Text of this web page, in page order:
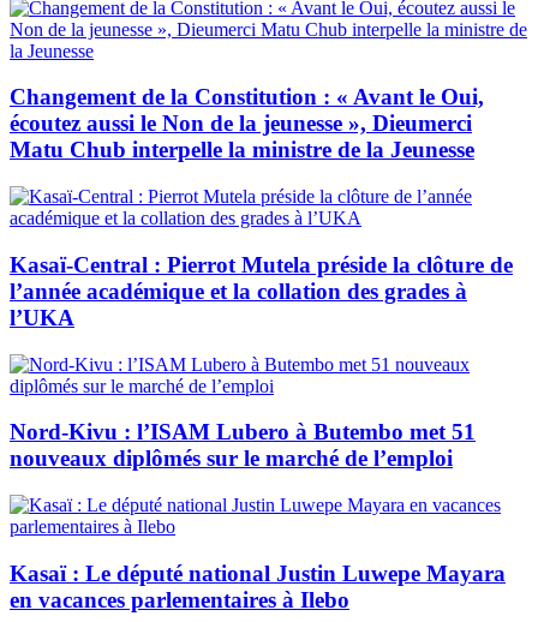
Changement de la Constitution : « Avant le Oui,
écoutez aussi le Non de la jeunesse », Dieumerci
Matu Chub interpelle la ministre de la Jeunesse
Kasaï-Central : Pierrot Mutela préside la clôture de
l’année académique et la collation des grades à
l’UKA
Nord-Kivu : l’ISAM Lubero à Butembo met 51
nouveaux diplômés sur le marché de l’emploi
Kasaï : Le député national Justin Luwepe Mayara
en vacances parlementaires à Ilebo